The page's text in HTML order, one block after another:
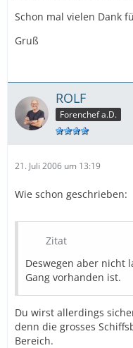
Schon mal vielen Dank
Gruß
ROLF
Forenchef a.D.
21. Juli 2006 um 13:19
Wie schon geschrieben:
Zitat
Deswegen aber nicht
Gang vorhanden ist.
Du wirst allerdings
denn die grosses
Bereich.